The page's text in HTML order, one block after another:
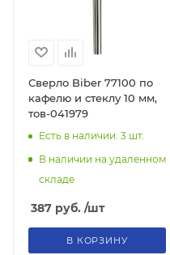
Сверло Biber 77100 по
кафелю и стеклу 10 мм,
тов-041979
Есть в наличии: 3 шт.
В наличии на удаленном
складе
387 руб. /шт
В КОРЗИНУ